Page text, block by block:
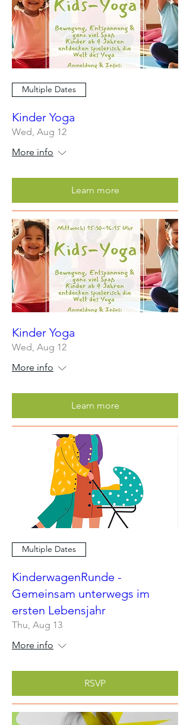
Multiple Dates
Kinder Yoga
Wed, Aug 12
More info
Learn more
Kinder Yoga
Wed, Aug 12
More info
Learn more
Multiple Dates
KinderwagenRunde -
Gemeinsam unterwegs im
ersten Lebensjahr
Thu, Aug 13
More info
RSVP